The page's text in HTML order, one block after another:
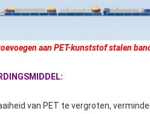
aan PET-kunststof stalen
van PET te vergroten,